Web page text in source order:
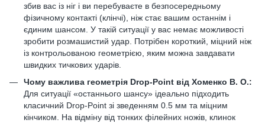
збив вас із ніг і ви перебуваєте в безпосередньому
фізичному контакті (клінчі), ніж стає вашим останнім і
єдиним шансом. У такій ситуації у вас немає можливості
зробити розмашистий удар. Потрібен короткий, міцний ніж
із контрольованою геометрією, яким можна завдавати
швидких тичкових ударів.
Чому важлива геометрія Drop-Point від Хоменко В. О.:
Для ситуації «останнього шансу» ідеально підходить
класичний Drop-Point зі зведенням 0.5 мм та міцним
кінчиком. На відміну від тонких філейних ножів, клинок